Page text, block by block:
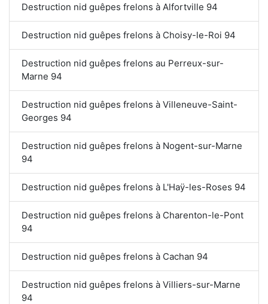
Destruction nid guêpes frelons à Alfortville 94
Destruction nid guêpes frelons à Choisy-le-Roi 94
Destruction nid guêpes frelons au Perreux-sur-
Marne 94
Destruction nid guêpes frelons à Villeneuve-Saint-
Georges 94
Destruction nid guêpes frelons à Nogent-sur-Marne
94
Destruction nid guêpes frelons à L'Haÿ-les-Roses 94
Destruction nid guêpes frelons à Charenton-le-Pont
94
Destruction nid guêpes frelons à Cachan 94
Destruction nid guêpes frelons à Villiers-sur-Marne
94